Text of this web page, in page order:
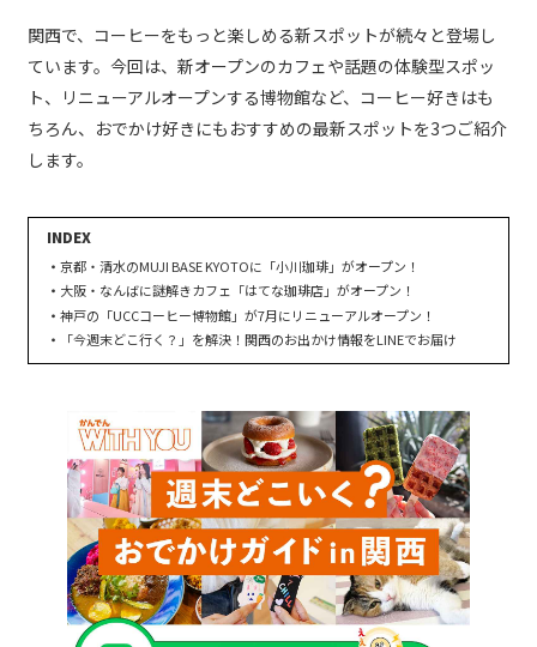
関西で、コーヒーをもっと楽しめる新スポットが続々と登場し
ています。今回は、新オープンのカフェや話題の体験型スポッ
ト、リニューアルオープンする博物館など、コーヒー好きはも
ちろん、おでかけ好きにもおすすめの最新スポットを3つご紹介
します。
京都・清水のMUJI BASE KYOTOに「小川珈琲」がオープン！
大阪・なんばに謎解きカフェ「はてな珈琲店」がオープン！
神戸の「UCCコーヒー博物館」が7月にリニューアルオープン！
「今週末どこ行く？」を解決！関西のお出かけ情報をLINEでお届け